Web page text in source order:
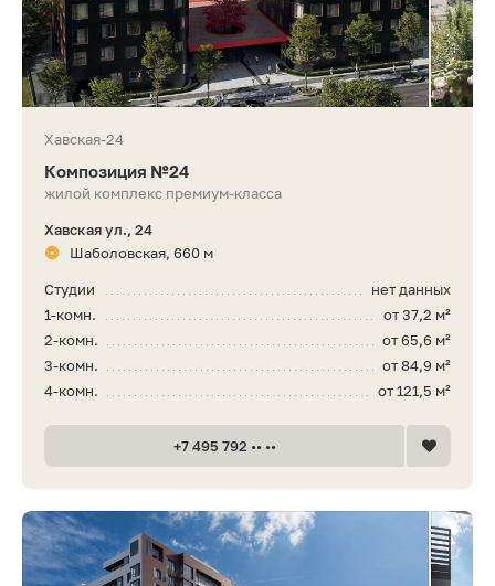
Хавская-24
Композиция №24
жилой комплекс премиум-класса
Хавская ул., 24
Шаболовская, 660 м
нет данных
Студии
от 37,2 м²
1-комн.
от 65,6 м²
2-комн.
от 84,9 м²
3-комн.
от 121,5 м²
4-комн.
+7 495 792 •• ••